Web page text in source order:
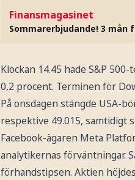
Finansmagasinet
Sommarerbjudande! 3 mån
Klockan 14.45 hade S&P
0,2 procent. Terminen för
På onsdagen stängde USA-
respektive 49.015, samtidigt
Facebook-ägaren Meta
analytikernas förväntningar.
förhandstipsen. Aktien